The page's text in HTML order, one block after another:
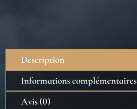
à
Poudlard
Le
Carnet
Description
Informations complémentaires
Avis (0)